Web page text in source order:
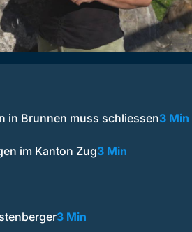
in Brunnen muss schliessen3 Min
im Kanton Zug3 Min
3 Min